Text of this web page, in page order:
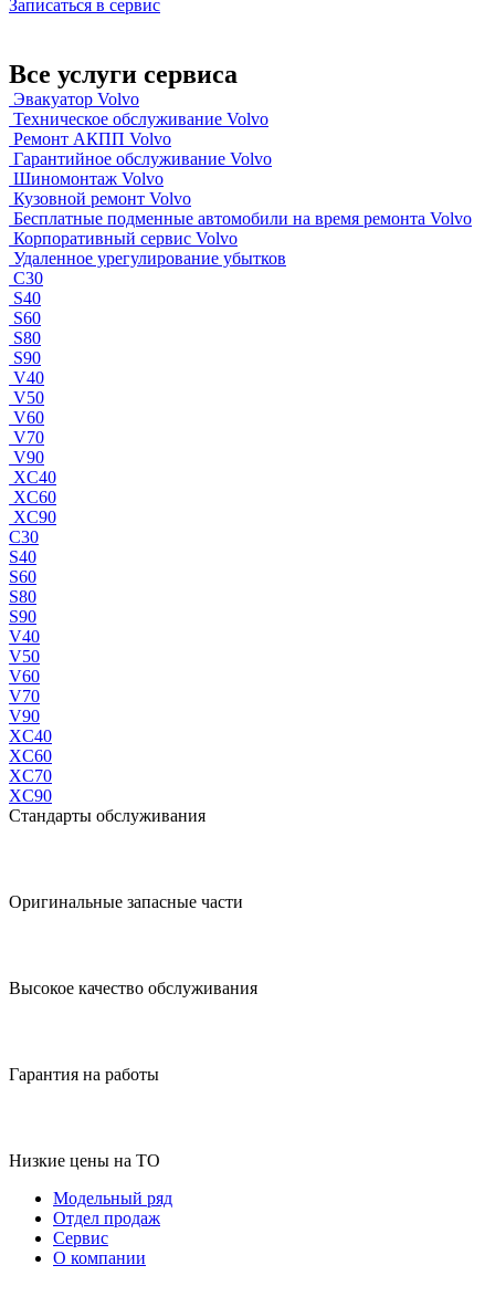
Записаться в сервис
Все услуги сервиса
Эвакуатор Volvo
Техническое обслуживание Volvo
Ремонт АКПП Volvo
Гарантийное обслуживание Volvo
Шиномонтаж Volvo
Кузовной ремонт Volvo
Бесплатные подменные автомобили на время ремонта Volvo
Корпоративный сервис Volvo
Удаленное урегулирование убытков
C30
S40
S60
S80
S90
V40
V50
V60
V70
V90
XC40
XC60
XC90
C30
S40
S60
S80
S90
V40
V50
V60
V70
V90
XC40
XC60
XC70
XC90
Стандарты обслуживания
Оригинальные запасные части
Высокое качество обслуживания
Гарантия на работы
Низкие цены на ТО
Модельный ряд
Отдел продаж
Сервис
О компании